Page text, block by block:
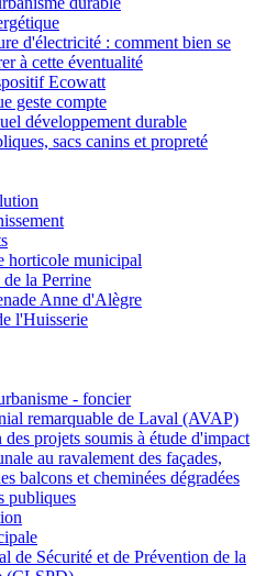
d'électricité : comment bien se
à cette éventualité
Ecowatt
geste compte
développement durable
sacs canins et propreté
horticole municipal
de la Perrine
Anne d'Alègre
l'Huisserie
- foncier
remarquable de Laval (AVAP)
projets soumis à étude d'impact
au ravalement des façades,
balcons et cheminées dégradées
publiques
de Sécurité et de Prévention de la